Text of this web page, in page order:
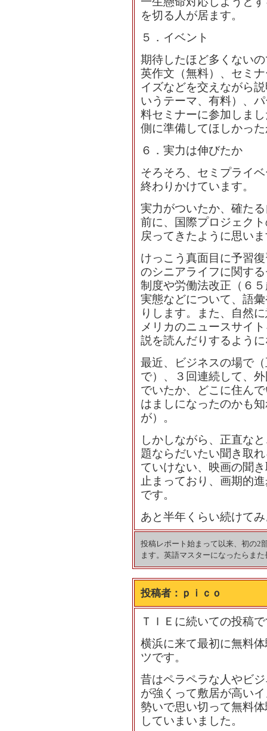
を切る人が居ます。
５．イベント
期待したほど多くない
英作文（無料）、セミ
イズなどを交えながら
いうテーマ、有料）、
料セミナーに参加しま
側に準備してほしかっ
６．実力は伸びたか
そろそろ、セミプライ
終わりかけています。
実力がついたか、確た
前に、国際プロジェク
戻ってきたように思い
けっこう真面目に予習
のシニアライフに関す
制度や労働法改正（６
実態などについて、語
りします。また、自然
メリカのニュースサイ
説を読んだりするよう
最近、ビジネスの場で
で）、３回連続して、
でいたか、どこに住ん
はましになったのかも
が）。
しかしながら、正直な
題ならだいたい聞き取
ていけない、映画の聞
止まっており、画期的
です。
あと半年くらい続けて
投稿レポート始まって以来、初の2
ます。英語マスターになったらま
投稿者： ｐｉｃｏ
ＴＩＥに続いての投稿
横浜に来て最初に無料
ツです。
昔はペラペラな人やビ
が強くって敷居が高い
勢いで思い切って無料
していまいました。